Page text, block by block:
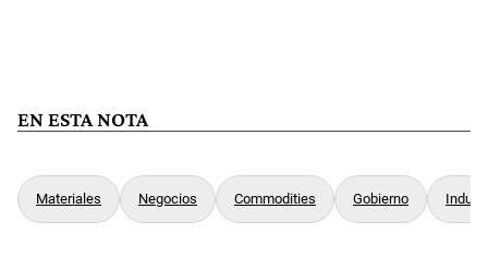
EN ESTA NOTA
Materiales Negocios Commodities Gobierno